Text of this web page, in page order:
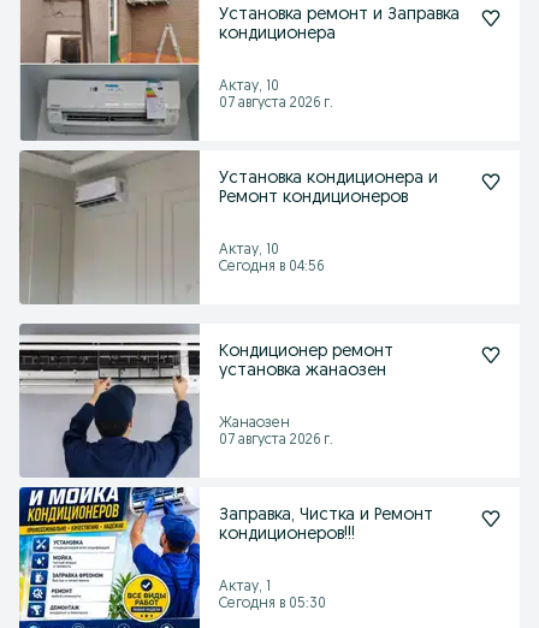
Установка ремонт и Заправка
кондиционера
Актау, 10
07 августа 2026 г.
Установка кондиционера и
Ремонт кондиционеров
Актау, 10
Сегодня в 04:56
Кондиционер ремонт
установка жанаозен
Жанаозен
07 августа 2026 г.
Заправка, Чистка и Ремонт
кондиционеров!!!
Актау, 1
Сегодня в 05:30